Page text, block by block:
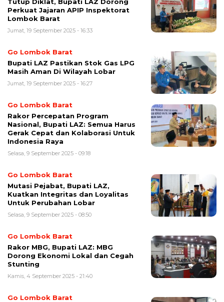
Perkuat Jajaran APIP Inspektorat
Lombok Barat
Jumat, 19 September 2025 - 16:33
Go Lombok Barat
Bupati LAZ Pastikan Stok Gas LPG
Masih Aman Di Wilayah Lobar
Jumat, 19 September 2025 - 16:27
Go Lombok Barat
Rakor Percepatan Program
Nasional, Bupati LAZ: Semua Harus
Gerak Cepat dan Kolaborasi Untuk
Indonesia Raya
Selasa, 9 September 2025 - 09:18
Go Lombok Barat
Mutasi Pejabat, Bupati LAZ,
Kuatkan Integritas dan Loyalitas
Untuk Perubahan Lobar
Selasa, 9 September 2025 - 08:50
Go Lombok Barat
Rakor MBG, Bupati LAZ: MBG
Dorong Ekonomi Lokal dan Cegah
Stunting
Kamis, 4 September 2025 - 21:40
Go Lombok Barat